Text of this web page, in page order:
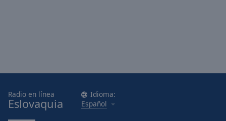
Radio en línea
Eslovaquia
Idioma:
Español